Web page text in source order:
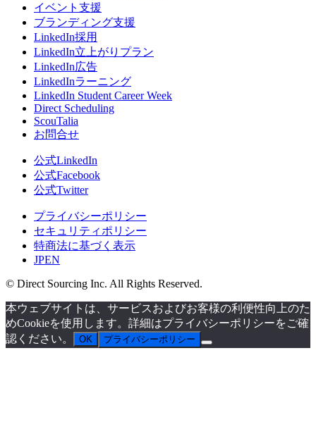
イベント支援
ブランディング支援
LinkedIn採用
LinkedIn立上がりプラン
LinkedIn広告
LinkedInラーニング
LinkedIn Student Career Week
Direct Scheduling
ScouTalia
お問合せ
公式LinkedIn
公式Facebook
公式Twitter
プライバシーポリシー
セキュリティポリシー
特商法に基づく表示
JPEN
© Direct Sourcing Inc. All Rights Reserved.
本ウェブサイトは、サービスおよびお客様の利便性向上のた
めCookieを使用します。詳細はプライバシーポリシーをご確
認ください。
OK プライバシーポリシー